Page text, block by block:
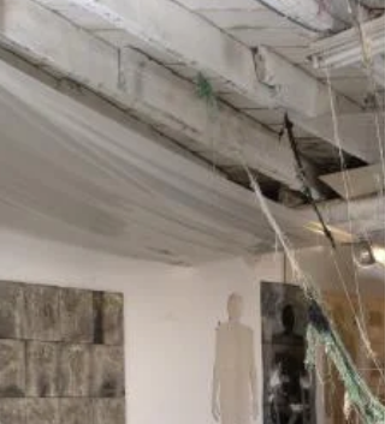
Fecha: viernes 28 de abril de 2017 Hora:
4pm. Lugar: Casa Tres Patios, Cra. 50A
31 Prado Centro. “Retratos de una
búsqueda” es un...